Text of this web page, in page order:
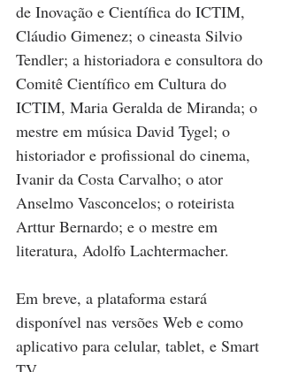
de Inovação e Científica do ICTIM,
Cláudio Gimenez; o cineasta Silvio
Tendler; a historiadora e consultora do
Comitê Científico em Cultura do
ICTIM, Maria Geralda de Miranda; o
mestre em música David Tygel; o
historiador e profissional do cinema,
Ivanir da Costa Carvalho; o ator
Anselmo Vasconcelos; o roteirista
Arttur Bernardo; e o mestre em
literatura, Adolfo Lachtermacher.
Em breve, a plataforma estará
disponível nas versões Web e como
aplicativo para celular, tablet, e Smart